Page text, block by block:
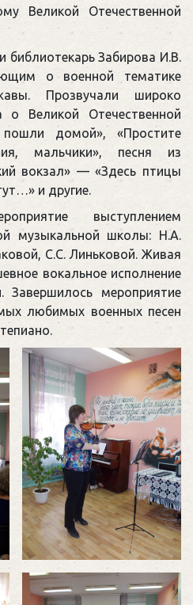
Великой Отечественной
библиотекарь Забирова И.В.
о военной тематике
Прозвучали широко
о Великой Отечественной
домой», «Простите
мальчики», песня из
вокзал» — «Здесь птицы
и другие.
выступлением
музыкальной школы: Н.А.
С.С. Линьковой. Живая
вокальное исполнение
Завершилось мероприятие
любимых военных песен